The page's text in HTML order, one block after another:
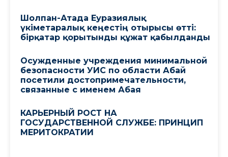
Шолпан-Атада Еуразиялық
үкіметаралық кеңестің отырысы өтті:
бірқатар қорытынды құжат қабылданды
Осужденные учреждения минимальной
безопасности УИС по области Абай
посетили достопримечательности,
связанные с именем Абая
КАРЬЕРНЫЙ РОСТ НА
ГОСУДАРСТВЕННОЙ СЛУЖБЕ: ПРИНЦИП
МЕРИТОКРАТИИ